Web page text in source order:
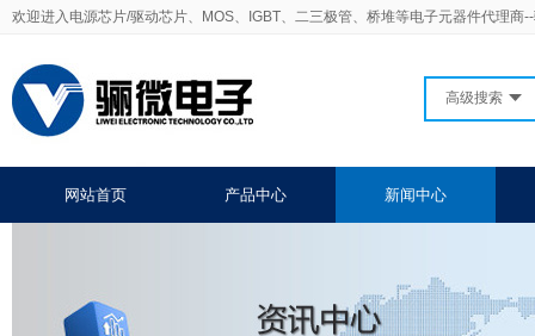
欢迎进入电源芯片/驱动芯片、MOS、IGBT、二三极管、桥堆等电子元器件代理商
高级搜索
网站首页 产品中心 新闻中心